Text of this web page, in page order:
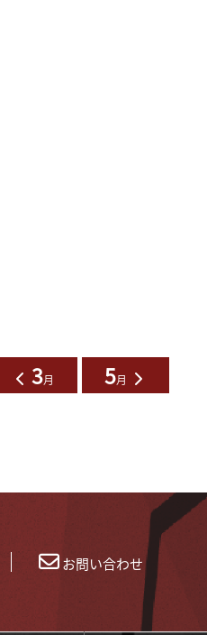
3月 5月
お問い合わせ